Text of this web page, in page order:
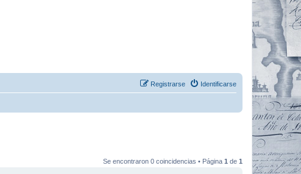
Identificarse
Registrarse
Se encontraron 0 coincidencias • Página 1 de 1